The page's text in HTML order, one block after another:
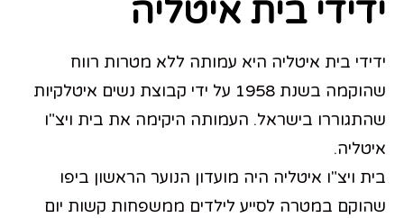
ידידי בית איטליה
ידידי בית איטליה היא עמותה ללא מטרות רווח
שהוקמה בשנת 1958 על ידי קבוצת נשים איטלקיות
שהתגוררו בישראל. העמותה היקימה את בית ויצ"ו
איטליה.
בית ויצ"ו איטליה היה מועדון הנוער הראשון ביפו
שהוקם במטרה לסייע לילדים ממשפחות קשות יום